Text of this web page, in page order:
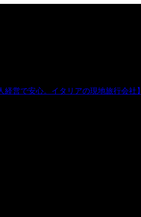
経営で安心。イタリアの現地旅行会社】